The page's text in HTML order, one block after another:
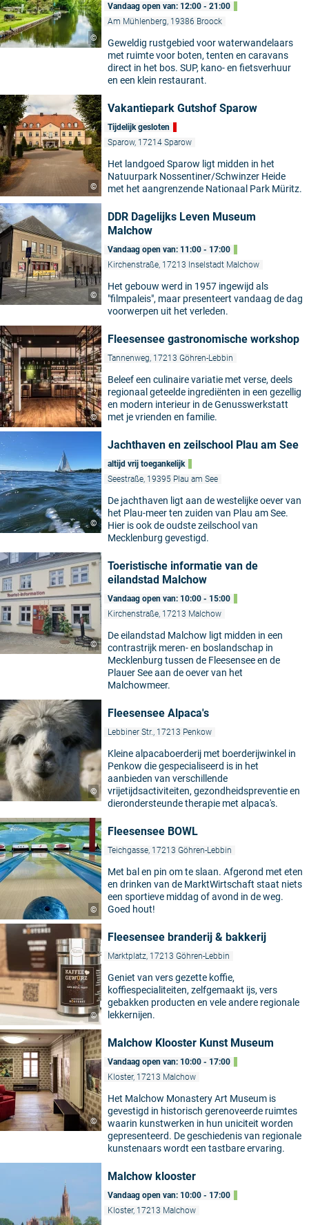
©
Vandaag open van: 12:00 - 21:00
Am Mühlenberg, 19386 Broock
Geweldig rustgebied voor waterwandelaars
met ruimte voor boten, tenten en caravans
direct in het bos. SUP, kano- en fietsverhuur
en een klein restaurant.
©
Vakantiepark Gutshof Sparow
Tijdelijk gesloten
Sparow, 17214 Sparow
Het landgoed Sparow ligt midden in het
Natuurpark Nossentiner/Schwinzer Heide
met het aangrenzende Nationaal Park Müritz.
©
DDR Dagelijks Leven Museum
Malchow
Vandaag open van: 11:00 - 17:00
Kirchenstraße, 17213 Inselstadt Malchow
Het gebouw werd in 1957 ingewijd als
"filmpaleis", maar presenteert vandaag de dag
voorwerpen uit het verleden.
©
Fleesensee gastronomische workshop
Tannenweg, 17213 Göhren-Lebbin
Beleef een culinaire variatie met verse, deels
regionaal geteelde ingrediënten in een gezellig
en modern interieur in de Genusswerkstatt
met je vrienden en familie.
©
Jachthaven en zeilschool Plau am See
altijd vrij toegankelijk
Seestraße, 19395 Plau am See
De jachthaven ligt aan de westelijke oever van
het Plau-meer ten zuiden van Plau am See.
Hier is ook de oudste zeilschool van
Mecklenburg gevestigd.
©
Toeristische informatie van de
eilandstad Malchow
Vandaag open van: 10:00 - 15:00
Kirchenstraße, 17213 Malchow
De eilandstad Malchow ligt midden in een
contrastrijk meren- en boslandschap in
Mecklenburg tussen de Fleesensee en de
Plauer See aan de oever van het
Malchowmeer.
©
Fleesensee Alpaca's
Lebbiner Str., 17213 Penkow
Kleine alpacaboerderij met boerderijwinkel in
Penkow die gespecialiseerd is in het
aanbieden van verschillende
vrijetijdsactiviteiten, gezondheidspreventie en
dierondersteunde therapie met alpaca's.
©
Fleesensee BOWL
Teichgasse, 17213 Göhren-Lebbin
Met bal en pin om te slaan. Afgerond met eten
en drinken van de MarktWirtschaft staat niets
een sportieve middag of avond in de weg.
Goed hout!
©
Fleesensee branderij & bakkerij
Marktplatz, 17213 Göhren-Lebbin
Geniet van vers gezette koffie,
koffiespecialiteiten, zelfgemaakt ijs, vers
gebakken producten en vele andere regionale
lekkernijen.
©
Malchow Klooster Kunst Museum
Vandaag open van: 10:00 - 17:00
Kloster, 17213 Malchow
Het Malchow Monastery Art Museum is
gevestigd in historisch gerenoveerde ruimtes
waarin kunstwerken in hun uniciteit worden
gepresenteerd. De geschiedenis van regionale
kunstenaars wordt een tastbare ervaring.
Malchow klooster
Vandaag open van: 10:00 - 17:00
Kloster, 17213 Malchow